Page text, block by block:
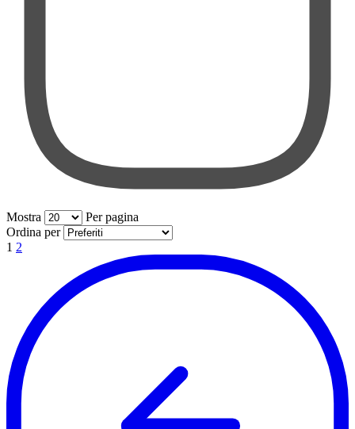
Mostra
Per pagina
per pagina
Ordina per
1 2